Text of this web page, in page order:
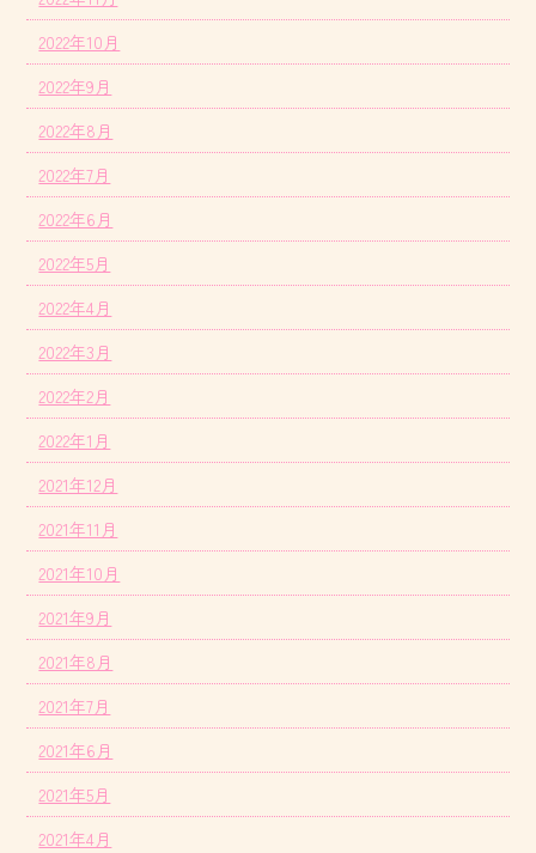
2022年10月
2022年9月
2022年8月
2022年7月
2022年6月
2022年5月
2022年4月
2022年3月
2022年2月
2022年1月
2021年12月
2021年11月
2021年10月
2021年9月
2021年8月
2021年7月
2021年6月
2021年5月
2021年4月